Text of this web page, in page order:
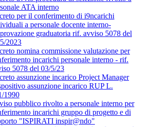
ATA interno
per il conferimento di i9ncarichi
a personale docente interno-
graduatoria rif. avviso 5078 del
2023
nomina commissione valutazione per
incarichi personale interno - rif.
5078 del 03/5/23
assunzione incarico Project Manager
assunzione incarico RUP L.
1990
pubblico rivolto a personale interno per
incarichi gruppo di progetto e di
"ISPIRATI inspir@ndo"